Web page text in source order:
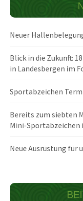
Neuer
Blick in die Zukunft:
in Landesbergen im
Sportabzeichen
Bereits zum siebten
Mini-Sportabzeichen
Neue Ausrüstung für